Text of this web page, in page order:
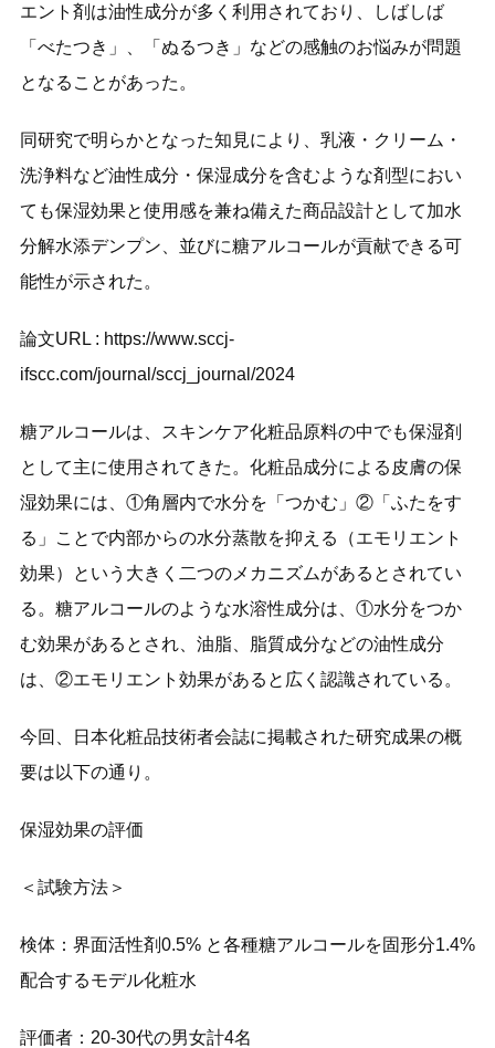
エント剤は油性成分が多く利用されており、しばしば
「べたつき」、「ぬるつき」などの感触のお悩みが問題
となることがあった。
同研究で明らかとなった知見により、乳液・クリーム・
洗浄料など油性成分・保湿成分を含むような剤型におい
ても保湿効果と使用感を兼ね備えた商品設計として加水
分解水添デンプン、並びに糖アルコールが貢献できる可
能性が示された。
論文URL : https://www.sccj-
ifscc.com/journal/sccj_journal/2024
糖アルコールは、スキンケア化粧品原料の中でも保湿剤
として主に使用されてきた。化粧品成分による皮膚の保
湿効果には、①角層内で水分を「つかむ」②「ふたをす
る」ことで内部からの水分蒸散を抑える（エモリエント
効果）という大きく二つのメカニズムがあるとされてい
る。糖アルコールのような水溶性成分は、①水分をつか
む効果があるとされ、油脂、脂質成分などの油性成分
は、②エモリエント効果があると広く認識されている。
今回、日本化粧品技術者会誌に掲載された研究成果の概
要は以下の通り。
保湿効果の評価
＜試験方法＞
検体：界面活性剤0.5% と各種糖アルコールを固形分1.4%
配合するモデル化粧水
評価者：20-30代の男女計4名